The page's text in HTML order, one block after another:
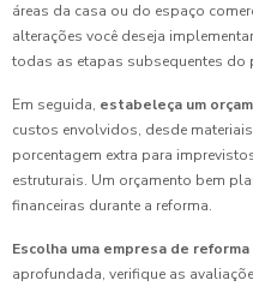
áreas da casa ou do espaço
alterações você deseja
todas as etapas subsequentes do
Em seguida, estabeleça um
custos envolvidos, desde
porcentagem extra para
estruturais. Um orçamento bem
financeiras durante a reforma.
Escolha uma empresa de
aprofundada, verifique as